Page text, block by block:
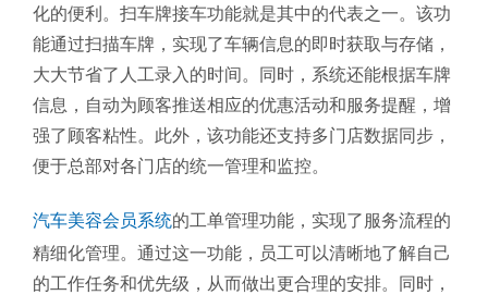
化的便利。扫车牌接车功能就是其中的代表之一。该功
能通过扫描车牌，实现了车辆信息的即时获取与存储，
大大节省了人工录入的时间。同时，系统还能根据车牌
信息，自动为顾客推送相应的优惠活动和服务提醒，增
强了顾客粘性。此外，该功能还支持多门店数据同步，
便于总部对各门店的统一管理和监控。
汽车美容会员系统的工单管理功能，实现了服务流程的
精细化管理。通过这一功能，员工可以清晰地了解自己
的工作任务和优先级，从而做出更合理的安排。同时，